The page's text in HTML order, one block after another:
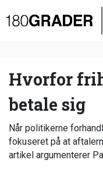
Oversigt
Debat
Video
Podcast
Hvorfor
betale sig
Når politikerne
fokuseret på at
artikel argumenterer